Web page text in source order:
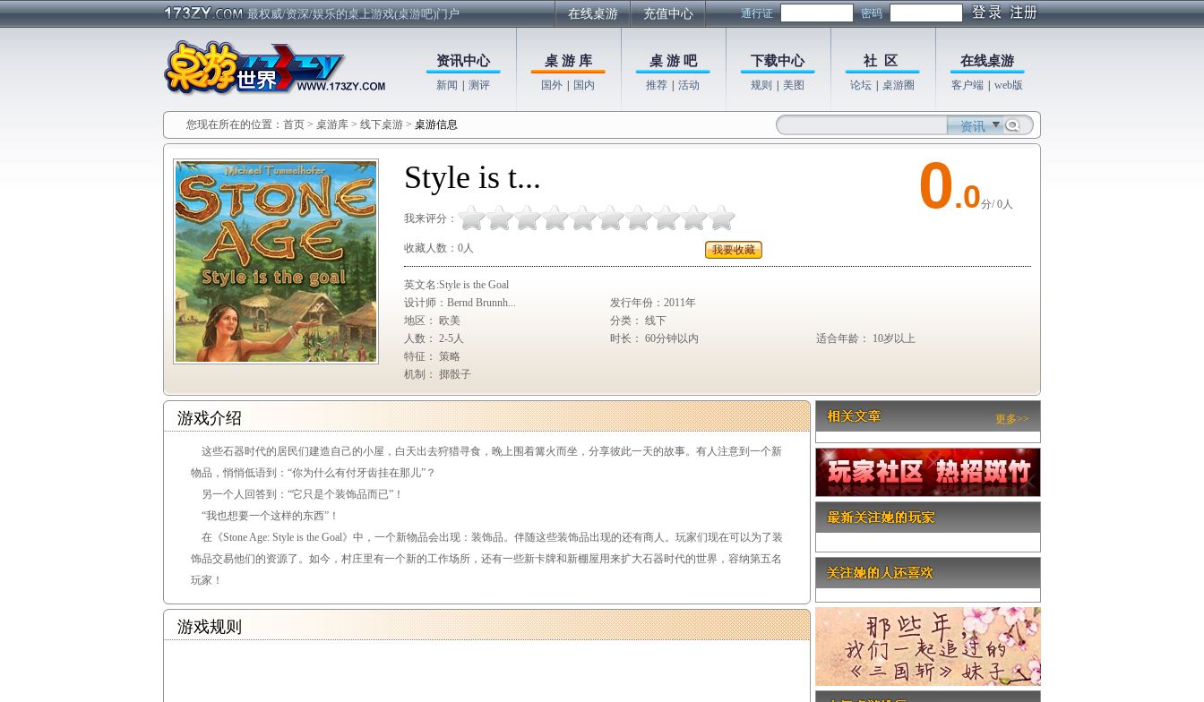
最权威/资深/娱乐的桌上游戏(桌游吧)门户 在线桌游 充值中心 通行证 密码
资讯中心
新闻 测评
桌 游 库
国外 国内
桌 游 吧
推荐 活动
下载中心
规则 美图
社 区
论坛 桌游圈
在线桌游
客户端 web版
您现在所在的位置： 首页 > 桌游库 > 线下桌游 > 桌游信息 资讯
Style is t...
我来评分：
收藏人数： 0人
0.0分/ 0人
我要收藏
英文名:Style is the Goal
设计师：Bernd Brunnh...
发行年份：2011年
地区： 欧美
分类： 线下
人数： 2-5人
时长： 60分钟以内
适合年龄： 10岁以上
特征： 策略
机制： 掷骰子
游戏介绍
这些石器时代的居民们建造自己的小屋，白天出去狩猎寻食，晚上围着篝火而坐，分享彼此一天的故事。有人注意到一个新
物品，悄悄低语到：“你为什么有付牙齿挂在那儿”？
另一个人回答到：“它只是个装饰品而已”！
“我也想要一个这样的东西”！
在《Stone Age: Style is the Goal》中，一个新物品会出现：装饰品。伴随这些装饰品出现的还有商人。玩家们现在可以为了装
饰品交易他们的资源了。如今，村庄里有一个新的工作场所，还有一些新卡牌和新棚屋用来扩大石器时代的世界，容纳第五名
玩家！
游戏规则
更多>>